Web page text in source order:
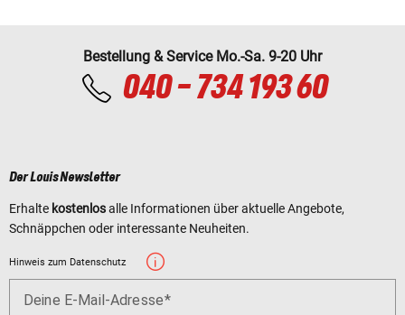
Bestellung & Service Mo.-Sa. 9-20 Uhr
040 - 734 193 60
Der Louis Newsletter
Erhalte kostenlosalle Informationen über aktuelle Angebote,
Schnäppchen oder interessante Neuheiten.
Hinweis zum Datenschutz
Deine E-Mail-Adresse